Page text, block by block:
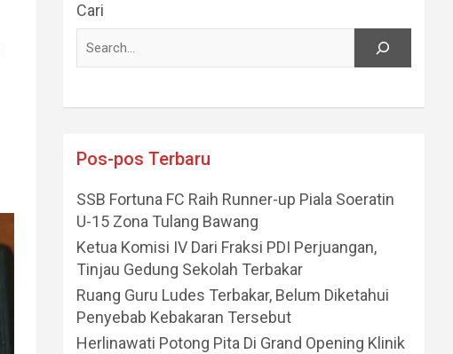
Cari
Pos-pos Terbaru
SSB Fortuna FC Raih Runner-up Piala Soeratin
U-15 Zona Tulang Bawang
Ketua Komisi IV Dari Fraksi PDI Perjuangan,
Tinjau Gedung Sekolah Terbakar
Ruang Guru Ludes Terbakar, Belum Diketahui
Penyebab Kebakaran Tersebut
Herlinawati Potong Pita Di Grand Opening Klinik